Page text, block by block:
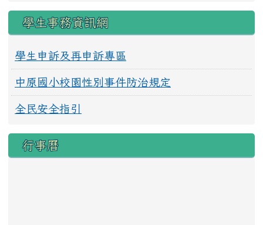
學生事務資訊網
學生申訴及再申訴專區
中原國小校園性別事件防治規定
全民安全指引
行事曆